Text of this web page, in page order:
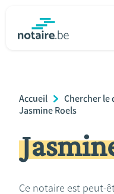
Relations et vivre
Héritage et donations
Accueil
Chercher
Jasmine Roels
Ce notaire est peut-